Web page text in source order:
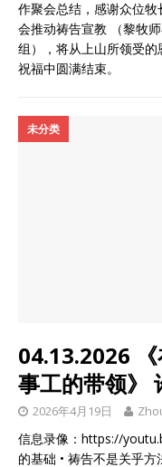
作聚会总结，感谢众位
会推动祷告宣教 （黎牧
组），将从上山所领受
祝福中圆满结束。
未分类
04.13.2026
事工的带领》
2026年4月19日
信息录像：https://
的基础 • 祷告不是关乎